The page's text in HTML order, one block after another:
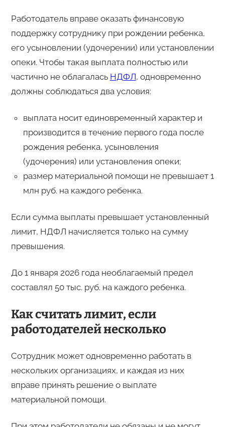
Работодатель вправе оказать финансовую
поддержку сотруднику при рождении ребенка,
его усыновлении (удочерении) или установлении
опеки. Чтобы такая выплата полностью или
частично не облагалась НДФЛ, одновременно
должны соблюдаться два условия:
выплата носит единовременный характер и
производится в течение первого года после
рождения ребенка, усыновления
(удочерения) или установления опеки;
размер материальной помощи не превышает 1
млн руб. на каждого ребенка.
Если сумма выплаты превышает установленный
лимит, НДФЛ начисляется только на сумму
превышения.
До 1 января 2026 года необлагаемый предел
составлял 50 тыс. руб. на каждого ребенка.
Как считать лимит, если
работодателей несколько
Сотрудник может одновременно работать в
нескольких организациях, и каждая из них
вправе принять решение о выплате
материальной помощи.